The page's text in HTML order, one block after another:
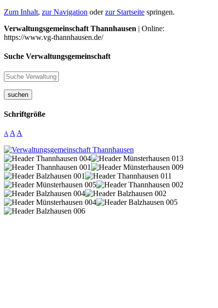
Zum Inhalt, zur Navigation oderzur Startseite springen.
Verwaltungsgemeinschaft Thannhausen | Online:
https://www.vg-thannhausen.de/
Suche Verwaltungsgemeinschaft
suchen
Schriftgröße
A A A